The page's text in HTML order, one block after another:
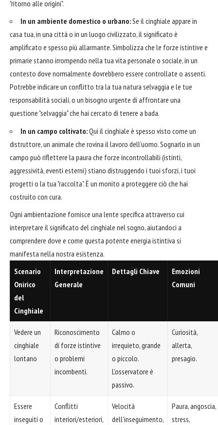
"ritorno alle origini".
In un ambiente domestico o urbano:Se il cinghiale appare in
casa tua, in una città o in un luogo civilizzato, il significato è
amplificato e spesso più allarmante. Simbolizza che le forze istintive e
primarie stanno irrompendo nella tua vita personale o sociale, in un
contesto dove normalmente dovrebbero essere controllate o assenti.
Potrebbe indicare un conflitto tra la tua natura selvaggia e le tue
responsabilità sociali, o un bisogno urgente di affrontare una
questione "selvaggia" che hai cercato di tenere a bada.
In un campo coltivato:Qui il cinghiale è spesso visto come un
distruttore, un animale che rovina il lavoro dell'uomo. Sognarlo in un
campo può riflettere la paura che forze incontrollabili (istinti,
aggressività, eventi esterni) stiano distruggendo i tuoi sforzi, i tuoi
progetti o la tua "raccolta". È un monito a proteggere ciò che hai
costruito con cura.
Ogni ambientazione fornisce una lente specifica attraverso cui
interpretare il significato del cinghiale nel sogno, aiutandoci a
comprendere dove e come questa potente energia istintiva si
manifesta nella nostra esistenza.
Scenario
Onirico
del
Cinghiale
Interpretazione
Generale
Dettagli Chiave
Emozioni
Comuni
Vedere un
cinghiale
lontano
Riconoscimento
di forze istintive
o problemi
incombenti.
Calmo o
irrequieto, grande
o piccolo.
L'osservatore è
passivo.
Curiosità,
allerta,
presagio.
Essere
inseguiti o
Conflitti
interiori/esteriori,
Velocità
dell'inseguimento,
Paura, angoscia,
stress,